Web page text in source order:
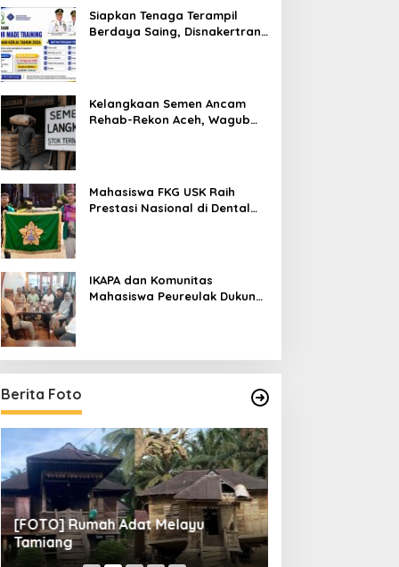
Siapkan Tenaga Terampil
Berdaya Saing, Disnakertrans
Kelangkaan Semen Ancam
Rehab-Rekon Aceh, Wagub
Mahasiswa FKG USK Raih
Prestasi Nasional di Dental
IKAPA dan Komunitas
Mahasiswa Peureulak Dukung
Berita Foto
[FOTO] Rumah Adat Melayu
Tamiang